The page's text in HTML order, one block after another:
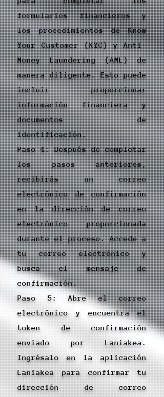
formularios financieros y
los procedimientos de Know
Your Customer (KYC) y Anti-
Money Laundering (AML) de
manera diligente. Esto puede
incluir proporcionar
información financiera y
documentos de
identificación.
Paso 4: Después de completar
los pasos anteriores,
recibirás un correo
electrónico de confirmación
en la dirección de correo
electrónico proporcionada
durante el proceso. Accede a
tu correo electrónico y
busca el mensaje de
confirmación.
Paso 5: Abre el correo
electrónico y encuentra el
token de confirmación
enviado por Laniakea.
Ingrésalo en la aplicación
Laniakea para confirmar tu
dirección de correo